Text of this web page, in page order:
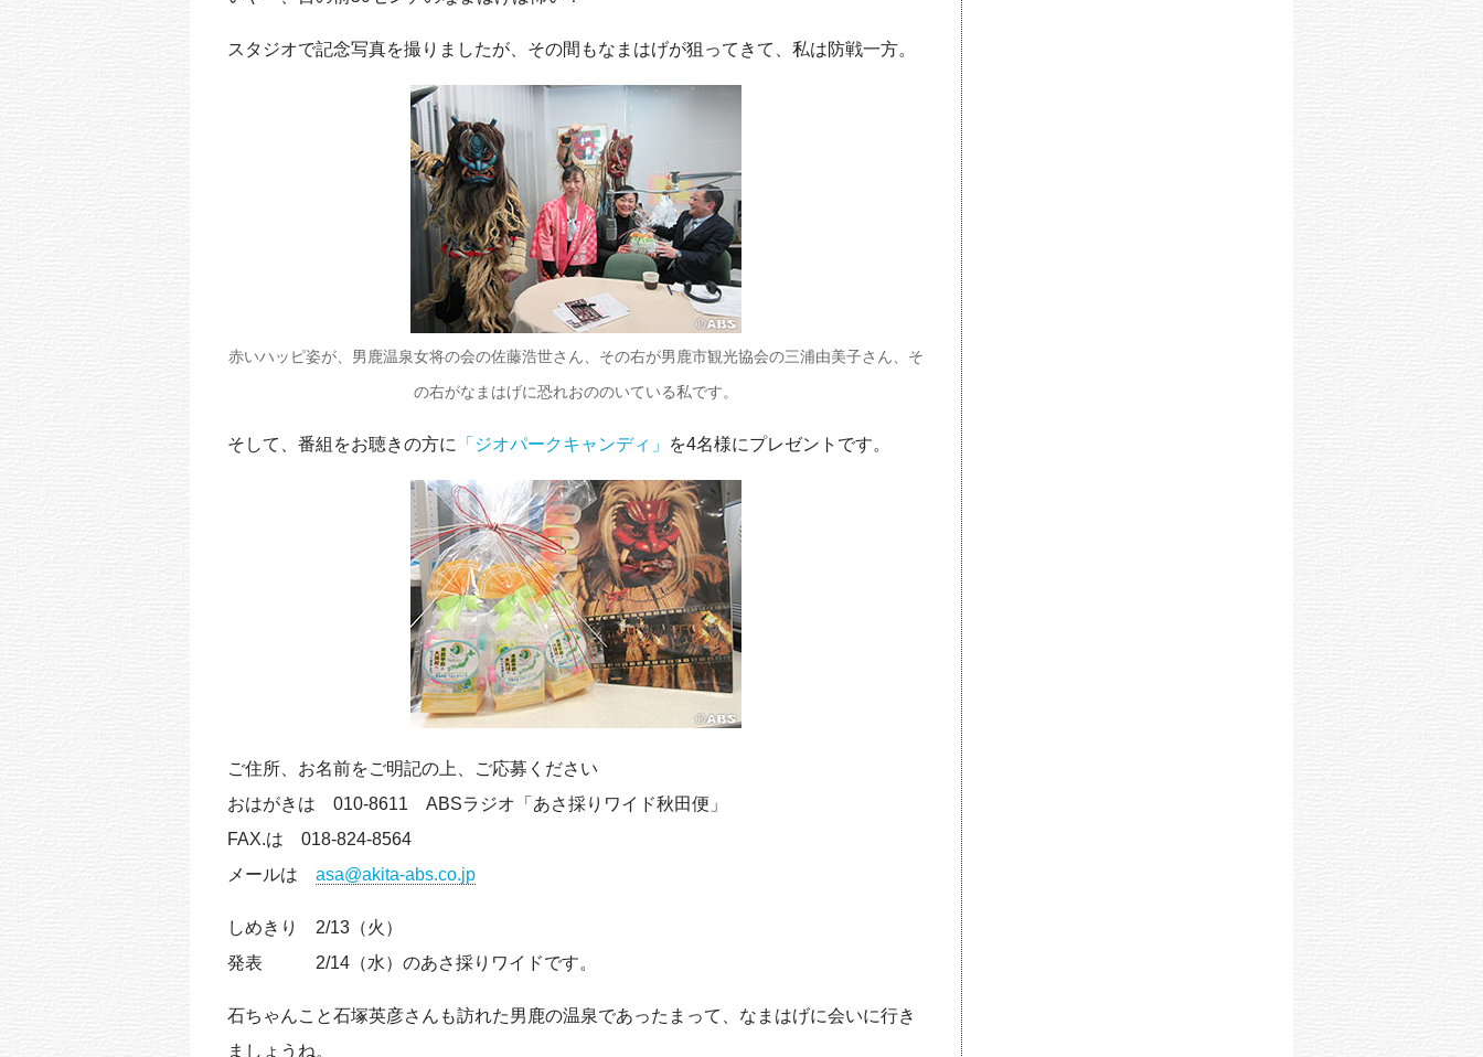
スタジオで記念写真を撮りましたが、その間もなまはげが狙ってきて、私は防戦一方。
赤いハッピ姿が、男鹿温泉女将の会の佐藤浩世さん、その右が男鹿市観光協会の三浦由美子さん、そ
の右がなまはげに恐れおののいている私です。
そして、番組をお聴きの方に 「ジオパークキャンディ」 を4名様にプレゼントです。
ご住所、お名前をご明記の上、ご応募ください
おはがきは 010-8611 ABSラジオ「あさ採りワイド秋田便」
FAX.は 018-824-8564
メールは asa@akita-abs.co.jp
しめきり 2/13（火）
発表 2/14（水）のあさ採りワイドです。
石ちゃんこと石塚英彦さんも訪れた男鹿の温泉であったまって、なまはげに会いに行き
ましょうね。